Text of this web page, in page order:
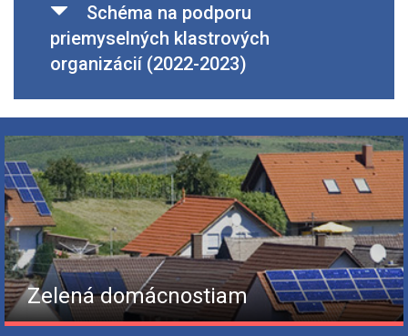
Schéma na podporu
priemyselných klastrových
organizácií (2022-2023)
Zelená domácnostiam